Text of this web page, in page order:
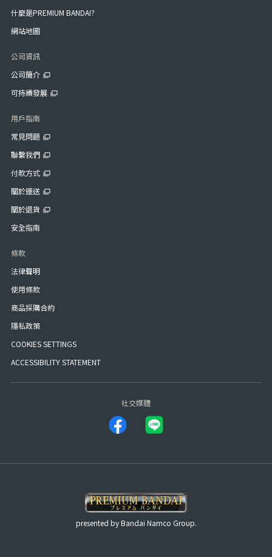
什麼是PREMIUM BANDAI?
網站地圖
公司資訊
公司簡介
可持續發展
用戶指南
常見問題
聯繫我們
付款方式
關於運送
關於退貨
安全指南
條款
法律聲明
使用條款
商品採購合約
隱私政策
COOKIES SETTINGS
ACCESSIBILITY STATEMENT
社交媒體
presented by Bandai Namco Group.